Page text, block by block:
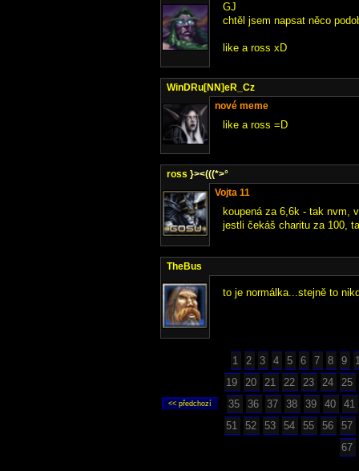
GJ
chtěl jsem napsat něco
like a ross xD
WinDRu[NN]eR_Cz
nové meme
like a ross =D
ross }><(((*>°
Vojta 11
koupená za 6,6k - tak nvm,
jestli čekáš charitu za 100,
TheBus
to je normálka...stejně to
1 2 3 4 5 6 7 8 9
19
20 21 22 23 24
25
35
36 37 38 39 40
41
51
52 53 54 55 56
57
67